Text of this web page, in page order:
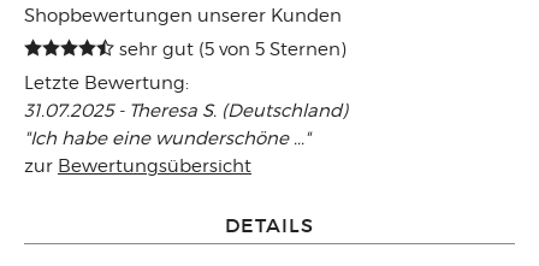
Shopbewertungen unserer Kunden
sehr gut (5 von 5 Sternen)
Letzte Bewertung:
31.07.2025 - Theresa S. (Deutschland)
"Ich habe eine wunderschöne ..."
zur Bewertungsübersicht
DETAILS